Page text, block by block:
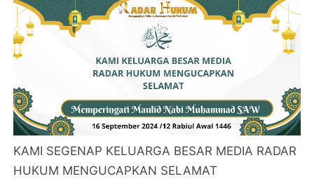
KAMI SEGENAP KELUARGA BESAR MEDIA RADAR
HUKUM MENGUCAPKAN SELAMAT